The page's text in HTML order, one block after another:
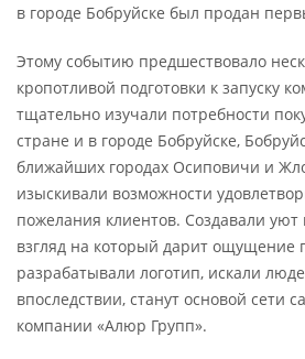
в городе Бобруйске был продан
Этому событию предшествовало
кропотливой подготовки к запуску
тщательно изучали потребности
стране и в городе Бобруйске,
ближайших городах Осиповичи и
изыскивали возможности
пожелания клиентов. Создавали уют
взгляд на который дарит ощущение
разрабатывали логотип, искали
впоследствии, станут основой сети
компании «Алюр Групп».